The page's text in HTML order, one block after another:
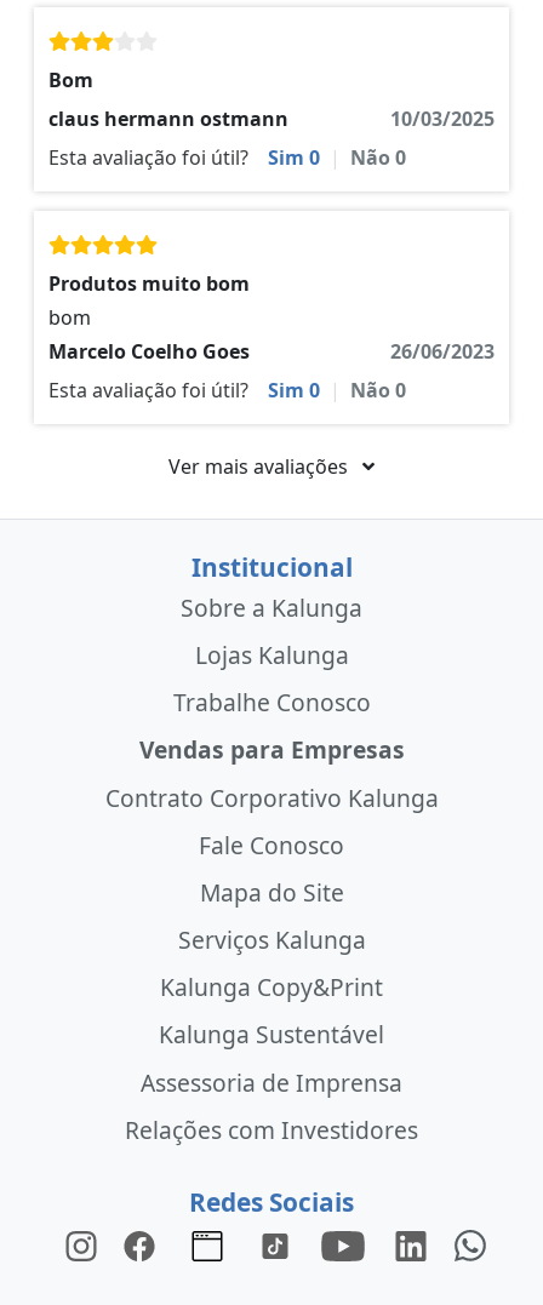
Bom
claus hermann ostmann
10/03/2025
Esta avaliação foi útil?
Sim 0 | Não0
Produtos muito bom
bom
Marcelo Coelho Goes
26/06/2023
Esta avaliação foi útil?
Sim 0 | Não0
Ver mais avaliações
Institucional
Sobre a Kalunga
Lojas Kalunga
Trabalhe Conosco
Vendas para Empresas
Contrato Corporativo Kalunga
Fale Conosco
Mapa do Site
Serviços Kalunga
Kalunga Copy&Print
Kalunga Sustentável
Assessoria de Imprensa
Relações com Investidores
Redes Sociais